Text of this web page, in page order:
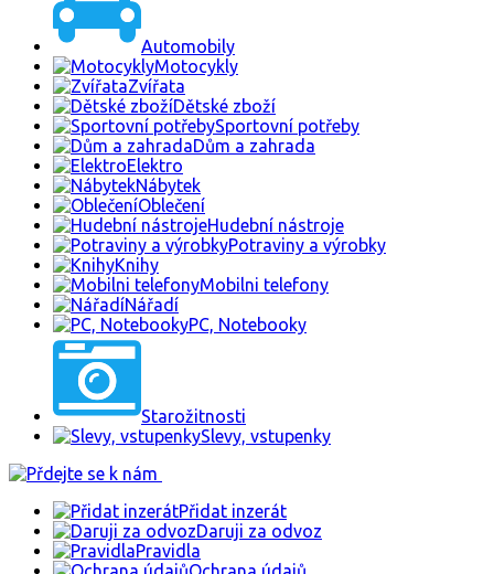
Automobily
Motocykly
Zvířata
Dětské zboží
Sportovní potřeby
Dům a zahrada
Elektro
Nábytek
Oblečení
Hudební nástroje
Potraviny a výrobky
Knihy
Mobilni telefony
Nářadí
PC, Notebooky
Starožitnosti
Slevy, vstupenky
Přidat inzerát
Daruji za odvoz
Pravidla